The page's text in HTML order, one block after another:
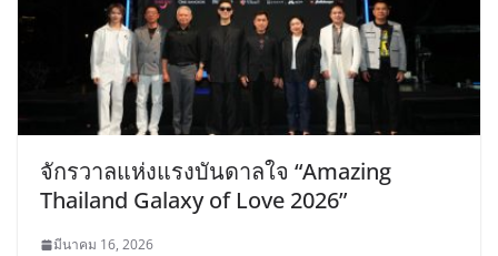
จักรวาลแห่งแรงบันดาลใจ “Amazing
Thailand Galaxy of Love 2026”
มีนาคม 16, 2026